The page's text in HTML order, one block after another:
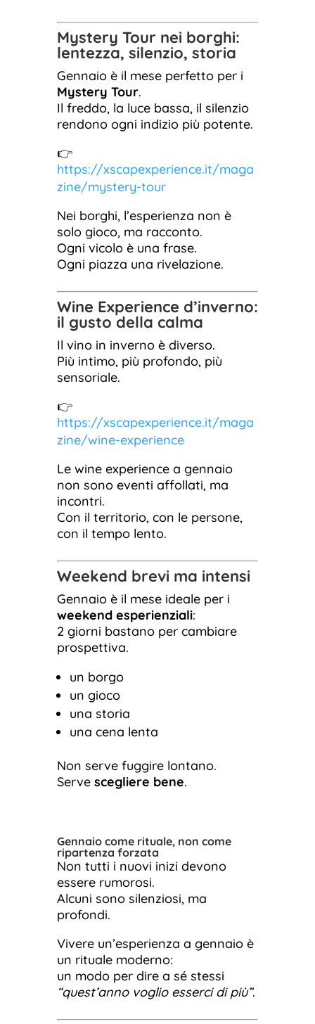
Mystery Tour nei borghi:
lentezza, silenzio, storia
Gennaio è il mese perfetto per i
Mystery Tour.
Il freddo, la luce bassa, il silenzio
rendono ogni indizio più potente.
👉
https://xscapexperience.it/maga
zine/mystery-tour
Nei borghi, l’esperienza non è
solo gioco, ma racconto.
Ogni vicolo è una frase.
Ogni piazza una rivelazione.
Wine Experience d’inverno:
il gusto della calma
Il vino in inverno è diverso.
Più intimo, più profondo, più
sensoriale.
👉
https://xscapexperience.it/maga
zine/wine-experience
Le wine experience a gennaio
non sono eventi affollati, ma
incontri.
Con il territorio, con le persone,
con il tempo lento.
Weekend brevi ma intensi
Gennaio è il mese ideale per i
weekend esperienziali:
2 giorni bastano per cambiare
prospettiva.
un borgo
un gioco
una storia
una cena lenta
Non serve fuggire lontano.
Serve scegliere bene.
Gennaio come rituale, non come
ripartenza forzata
Non tutti i nuovi inizi devono
essere rumorosi.
Alcuni sono silenziosi, ma
profondi.
Vivere un’esperienza a gennaio è
un rituale moderno:
un modo per dire a sé stessi
“quest’anno voglio esserci di più”.